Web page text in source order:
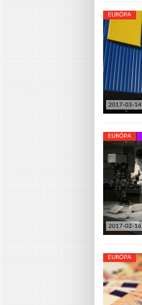
2017-03-14
EURÓPA
2017-02-16
EURÓPA
EURÓPA